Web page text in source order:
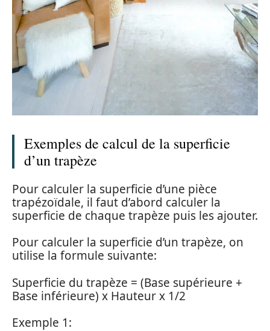
Exemples de calcul de la superficie
d’un trapèze
Pour calculer la superficie d’une pièce
trapézoïdale, il faut d’abord calculer la
superficie de chaque trapèze puis les ajouter.
Pour calculer la superficie d’un trapèze, on
utilise la formule suivante:
Superficie du trapèze = (Base supérieure +
Base inférieure) x Hauteur x 1/2
Exemple 1: